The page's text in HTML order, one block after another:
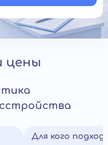
цены
Для кого